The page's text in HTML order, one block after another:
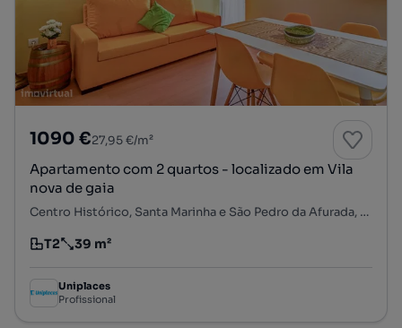
1090 €27,95 €/m²
Apartamento com 2 quartos - localizado em Vila
nova de gaia
Centro Histórico, Santa Marinha e São Pedro da Afurada, Vila Nova de Gaia, Porto
Tipologia
T2
Preço por metro quadrado
39 m²
Uniplaces
Profissional